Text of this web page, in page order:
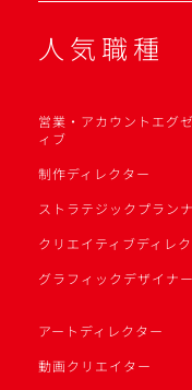
人気職種
営業・アカウントエグ
ィブ
制作ディレクター
ストラテジックプラン
クリエイティブディレ
グラフィックデザイナー
アートディレクター
動画クリエイター